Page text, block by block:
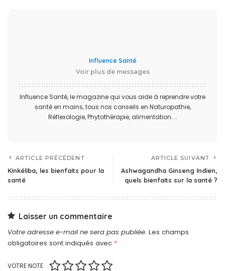
Influence Santé
Voir plus de messages
Influence Santé, le magazine qui vous aide à reprendre votre
santé en mains, tous nos conseils en Naturopathie,
Réflexologie, Phytothérapie, alimentation....
ARTICLE PRÉCÉDENT
Kinkéliba, les bienfaits pour la
santé
ARTICLE SUIVANT
Ashwagandha Ginseng Indien,
quels bienfaits sur la santé ?
Laisser un commentaire
Votre adresse e-mail ne sera pas publiée. Les champs
obligatoires sont indiqués avec *
VOTRE NOTE